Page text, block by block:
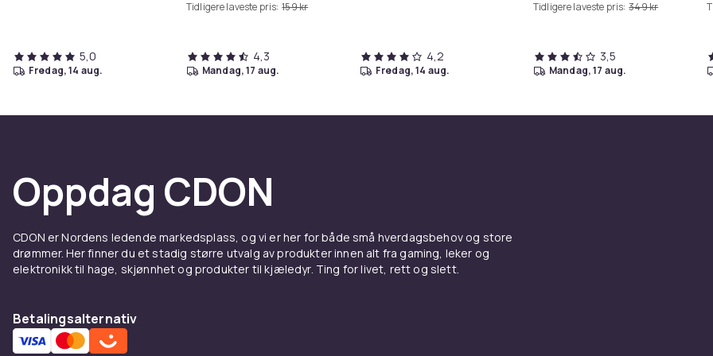
5,0
fredag, 14 aug.
Tidligere laveste pris: 159 kr
4,3
mandag, 17 aug.
4,2
fredag, 14 aug.
Tidligere laveste pris: 349 kr
3,5
mandag, 17 aug.
Oppdag CDON
CDON er Nordens ledende markedsplass, og vi er her for både små hverdagsbehov og store
drømmer. Her finner du et stadig større utvalg av produkter innen alt fra gaming, leker og
elektronikk til hage, skjønnhet og produkter til kjæledyr. Ting for livet, rett og slett.
Betalingsalternativ